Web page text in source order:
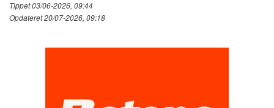
Tippet 03/06-2026, 09:44
Opdateret 20/07-2026, 09:18